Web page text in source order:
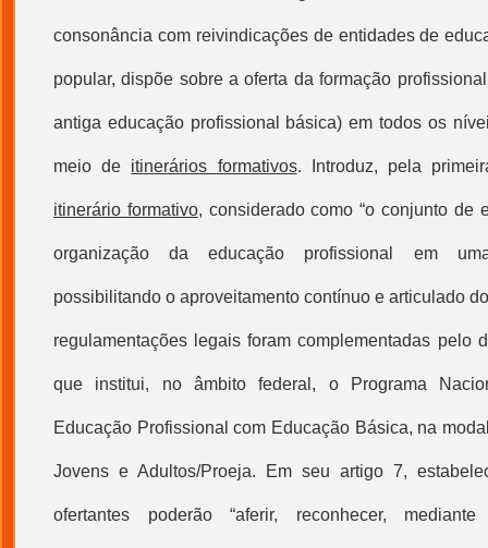
consonância com reivindicações de entidades de
popular, dispõe sobre a oferta da formação
antiga educação profissional básica) em todos os
meio de itinerários formativos. Introduz, pela
itinerário formativo, considerado como “o conjunto de
organização daeducação profissional em uma
possibilitando o aproveitamento contínuo e articulado
regulamentações legais foram complementadas pelo
que institui, no âmbito federal, o Programa
Educação Profissional com Educação Básica, na
Jovens e Adultos/Proeja. Em seu artigo 7,
ofertantes poderão “aferir, reconhecer,